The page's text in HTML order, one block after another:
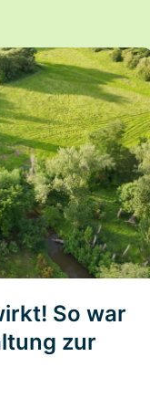
So war
zur